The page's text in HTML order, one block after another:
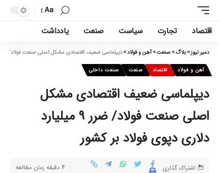
Aa
اقتصاد تجارت سیاست صنعت یادداشت
دمیر نیوز>بلاگ>صنعت>آهن و فولاد>دیپلماسی ضعیف اقتصادی مشکل اصلی صنعت فولاد/ ضرر ۹ میلیارد دلاری دپوی فولاد بر
آهن و فولاد اقتصاد صنعت صنعت داخلی
دیپلماسی ضعیف اقتصادی مشکل
اصلی صنعت فولاد/ ضرر ۹ میلیارد
دلاری دپوی فولاد بر کشور
اشتراک گذاری 4 دقیقه زمان مطالعه